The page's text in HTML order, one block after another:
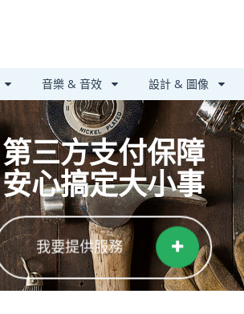
音樂 & 音效 設計 & 圖像
第三方支付保障
安心搞定大小事
我要提供服務